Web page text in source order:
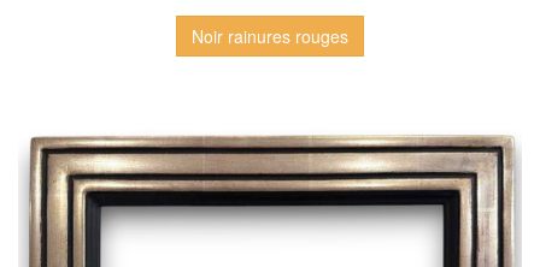
Noir rainures rouges